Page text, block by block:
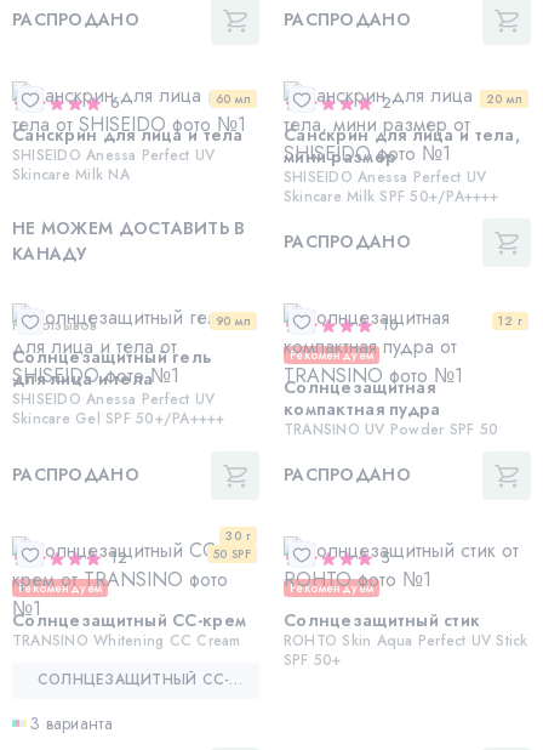
РАСПРОДАНО
РАСПРОДАНО
60 мл
6
Санскрин для лица и тела
SHISEIDO Anessa Perfect UV
Skincare Milk NA
НЕ МОЖЕМ ДОСТАВИТЬ В
КАНАДУ
20 мл
2
Санскрин для лица и тела,
мини размер
SHISEIDO Anessa Perfect UV
Skincare Milk SPF 50+/PA++++
РАСПРОДАНО
90 мл
Нет отзывов
Солнцезащитный гель
для лица и тела
SHISEIDO Anessa Perfect UV
Skincare Gel SPF 50+/PA++++
РАСПРОДАНО
12 г
10
Рекомендуем
Солнцезащитная
компактная пудра
TRANSINO UV Powder SPF 50
РАСПРОДАНО
30 г
50 SPF
12
Рекомендуем
Солнцезащитный СС-крем
TRANSINO Whitening CC Cream
СОЛНЦЕЗАЩИТНЫЙ СС-КРЕМ — TRANSINO WHITENING CC CREAM
3 варианта
5
Рекомендуем
Солнцезащитный стик
ROHTO Skin Aqua Perfect UV Stick
SPF 50+